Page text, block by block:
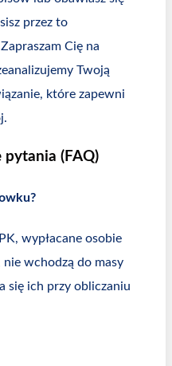
przez to
Cię na
Twoją
które zapewni
pytania (FAQ)
wypłacane osobie
nie wchodzą do masy
się ich przy obliczaniu